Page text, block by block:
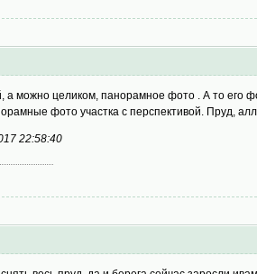
а можно целиком, панорамное фото . А то его
фото участка с перспективой. Пруд,
22:58:40